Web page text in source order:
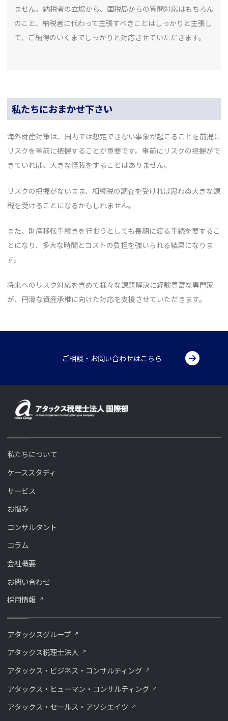
ません。納税者の立場から、国税局からの質問対応はもちろん
のこと、納税者に代わって主張すべきことはしっかりと主張し
て、ご納得のいくまでしっかりと対応させていただきます。
私たちにおまかせ下さい
海外財産対策は、国内では想定できない事象が起こることを前提に
リスクを事前に把握することが重要です。事前にリスクの把握がで
きていれば、大きな怪我をすることはありません。
リスクの把握がないまま、相続税の調査を受ければ思わぬ大きな課
税を受けることになるかもしれません。
また、財産移転手続きを行おうとしても長期に渡る手続を要するこ
とになり、多大な時間とコストの負担を強いられる結果になりま
す。
将来へのリスク対応を含めて様々な課題解決に経験豊富な専門家
が、円滑な資産承継に向けた対応を支援させていただきます。
ご相談・お問い合わせはこちら
私たちについて
ケーススタディ
サービス
お悩み
コンサルタント
コラム
会社概要
お問い合わせ
採用情報
アタックスグループ
アタックス税理士法人
アタックス・ビジネス・コンサルティング
アタックス・ヒューマン・コンサルティング
アタックス・セールス・アソシエイツ